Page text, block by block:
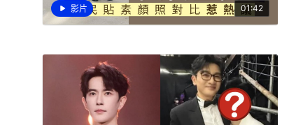
影片 01:42